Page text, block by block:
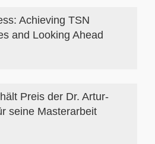
Achieving TSN
and Looking Ahead
Preis der Dr. Artur-
seine Masterarbeit